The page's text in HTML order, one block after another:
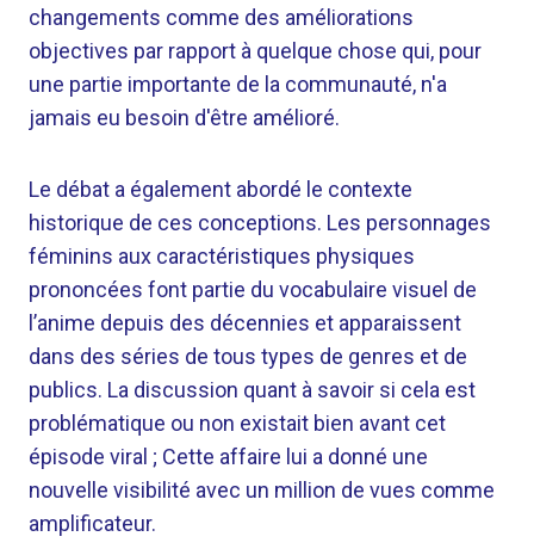
changements comme des améliorations
objectives par rapport à quelque chose qui, pour
une partie importante de la communauté, n'a
jamais eu besoin d'être amélioré.
Le débat a également abordé le contexte
historique de ces conceptions. Les personnages
féminins aux caractéristiques physiques
prononcées font partie du vocabulaire visuel de
l’anime depuis des décennies et apparaissent
dans des séries de tous types de genres et de
publics. La discussion quant à savoir si cela est
problématique ou non existait bien avant cet
épisode viral ; Cette affaire lui a donné une
nouvelle visibilité avec un million de vues comme
amplificateur.